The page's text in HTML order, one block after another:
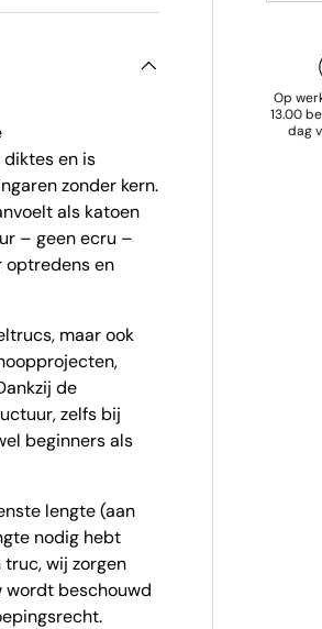
Op
13.00
dag
en is
zonder kern.
als katoen
– geen ecru –
optredens en
maar ook
de
zelfs bij
beginners als
lengte (aan
nodig hebt
wij zorgen
wordt beschouwd